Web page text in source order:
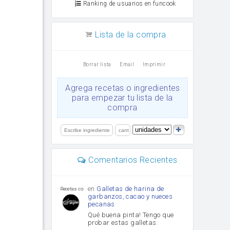
Ranking de usuarios en funcook
Lista de la compra
Borrar lista Email Imprimir
Agrega recetas o ingredientes
para empezar tu lista de la
compra
Comentarios Recientes
Recetas con sazon
en Galletas de harina de
garbanzos, cacao y nueces
pecanas
Qué buena pinta! Tengo que
probar estas galletas.